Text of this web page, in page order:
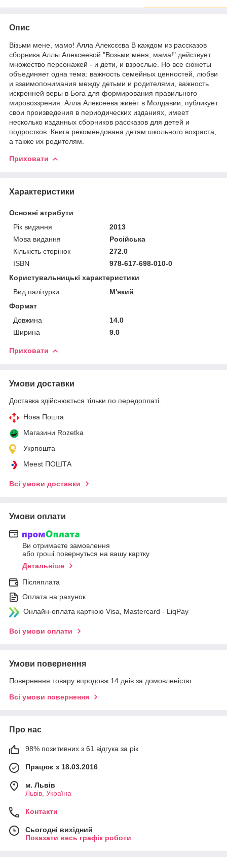
Опис
Візьми мене, мамо! Алла Алексєєва В каждом из рассказов
сборника Аллы Алексеевой "Возьми меня, мама!" действует
множество персонажей - и дети, и взрослые. Но все сюжеты
объединяет одна тема: важность семейных ценностей, любви
и взаимопонимания между детьми и родителями, важность
искренней веры в Бога для формирования правильного
мировоззрения. Алла Алексеева живёт в Молдавии, публикует
свои произведения в периодических изданиях, имеет
несколько изданных сборников рассказов для детей и
подростков. Книга рекомендована детям школьного возраста,
а также их родителям.
Приховати
Характеристики
Основні атрибути
Рік видання
2013
Мова видання
Російська
Кількість сторінок
272.0
ISBN
978-617-698-010-0
Користувальницькі характеристики
Вид палітурки
М'який
Формат
Довжина
14.0
Ширина
9.0
Приховати
Умови доставки
Доставка здійснюється тільки по передоплаті.
Нова Пошта
Магазини Rozetka
Укрпошта
Meest ПОШТА
Всі умови доставки
Умови оплати
Ви отримаєте замовлення
або гроші повернуться на вашу картку
Детальніше
Післяплата
Оплата на рахунок
Онлайн-оплата карткою Visa, Mastercard - LiqPay
Всі умови оплати
Умови повернення
Повернення товару впродовж 14 днів за домовленістю
Всі умови повернення
Про нас
98% позитивних з 61 відгука за рік
Працює з 18.03.2016
м. Львів
Львів, Україна
Контакти
Сьогодні вихідний
Показати весь графік роботи